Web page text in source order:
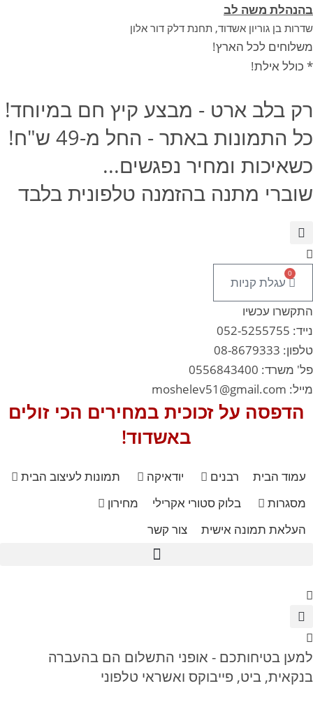
Skip
to
content
בהנהלת משה לב
שדרות בן גוריון אשדוד, תחנת דלק דור אלון
משלוחים לכל הארץ!
* כולל אילת!
רק בלב ארט - מבצע קיץ חם במיוחד!
כל התמונות באתר - החל מ-49 ש"ח!
כשאיכות ומחיר נפגשים...
שוברי מתנה בהזמנה טלפונית בלבד
0
עגלת קניות
התקשרו עכשיו
נייד: 052-5255755
טלפון: 08-8679333
פל' משרד: 0556843400
מייל: moshelev51@gmail.com
הדפסה על זכוכית במחירים הכי זולים
באשדוד!
עמוד הבית רבנים יודאיקה
תמונות לעיצוב הבית
מסגרות
בלוק סטורי אקרילי
מחירון
העלאת תמונה אישית
צור קשר
למען בטיחותכם - אופני התשלום הם בהעברה
בנקאית, ביט, פייבוקס ואשראי טלפוני